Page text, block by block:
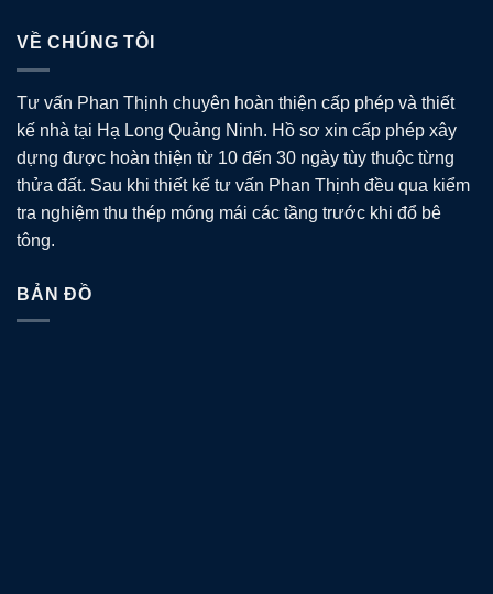
VỀ CHÚNG TÔI
Tư vấn Phan Thịnh chuyên hoàn thiện cấp phép và thiết
kế nhà tại Hạ Long Quảng Ninh. Hồ sơ xin cấp phép xây
dựng được hoàn thiện từ 10 đến 30 ngày tùy thuộc từng
thửa đất. Sau khi thiết kế tư vấn Phan Thịnh đều qua kiểm
tra nghiệm thu thép móng mái các tầng trước khi đổ bê
tông.
BẢN ĐỒ